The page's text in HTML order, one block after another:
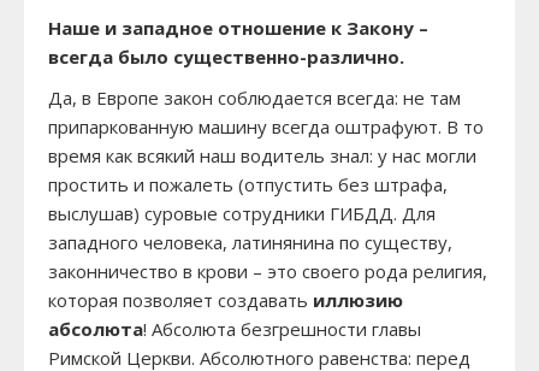
Наше и западное отношение к Закону –
всегда было существенно-различно.
Да, в Европе закон соблюдается всегда: не там
припаркованную машину всегда оштрафуют. В то
время как всякий наш водитель знал: у нас могли
простить и пожалеть (отпустить без штрафа,
выслушав) суровые сотрудники ГИБДД. Для
западного человека, латинянина по существу,
законничество в крови – это своего рода религия,
которая позволяет создавать иллюзию
абсолюта! Абсолюта безгрешности главы
Римской Церкви. Абсолютного равенства: перед